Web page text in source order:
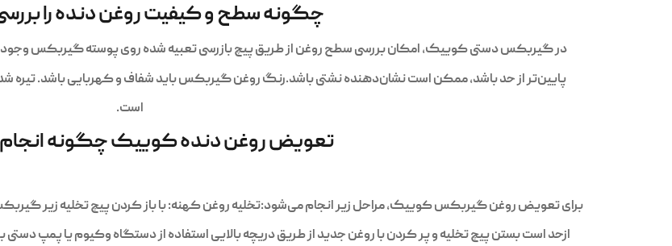
چگونه سطح و کیفیت روغن دنده را
در گیربکس دستی کوییک، امکان بررسی سطح روغن از طریق پیچ بازرسی تعبیه شده روی پوسته گیربکس
پایین‌تر از حد باشد، ممکن است نشان‌دهنده نشتی باشد.رنگ روغن گیربکس باید شفاف و کهربایی باشد. تیره
است.
تعویض روغن دنده کوییک چگونه
برای تعویض روغن گیربکس کوییک، مراحل زیر انجام می‌شود:تخلیه روغن کهنه: با باز کردن پیچ تخلیه زیر
ازحد است بستن پیچ تخلیه و پر کردن با روغن جدید از طریق دریچه بالایی استفاده از دستگاه وکیوم یا پمپ دستی